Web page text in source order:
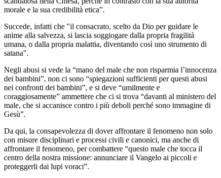
morale e la sua credibilità etica”.
Succede, infatti che "il consacrato, scelto da Dio per guidare le
anime alla salvezza, si lascia soggiogare dalla propria fragilità
umana, o dalla propria malattia, diventando così uno strumento di
satana".
Negli abusi si vede la “mano del male che non risparmia l’innocenza
dei bambini”, non ci sono “spiegazioni sufficienti per questi abusi
nei confronti dei bambini”, e si deve “umilmente e
coraggiosamente” ammettere che ci si trova “davanti al ministero del
male, che si accanisce contro i più deboli perché sono immagine di
Gesù”.
Da qui, la consapevolezza di dover affrontare il fenomeno non solo
con misure disciplinari e processi civili e canonici, ma anche di
affrontare il fenomeno, per combattere “questo male che tocca il
centro della nostra missione: annunciare il Vangelo ai piccoli e
proteggerli dai lupi voraci”.